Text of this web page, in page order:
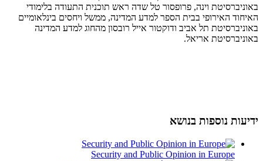
באוניברסיטת וינה, פרופסור טל שדה ראש תוכנית התעודה בלימודי
האיחוד האירופי בבית הספר למדע המדינה, ממשל ויחסים בינלאומיים
באוניברסיטת תל אביב ודוקטור אייל רובסון מהחוג למדע המדינה
באוניברסיטת אריאל.
ידיעות נוספות בנושא
Security and Public Opinion in Europe